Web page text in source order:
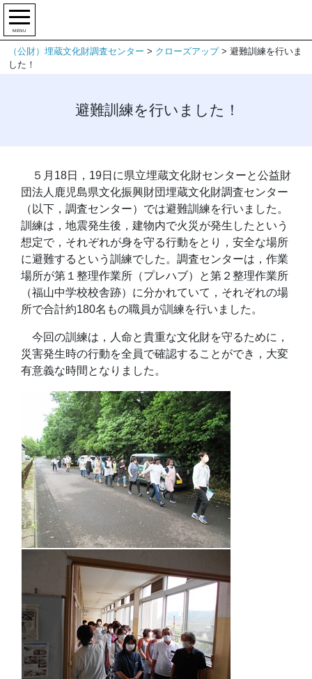
MENU
（公財）埋蔵文化財調査センター > クローズアップ> 避難訓練を行いま
した！
避難訓練を行いました！
５月18日，19日に県立埋蔵文化財センターと公益財
団法人鹿児島県文化振興財団埋蔵文化財調査センター
（以下，調査センター）では避難訓練を行いました。
訓練は，地震発生後，建物内で火災が発生したという
想定で，それぞれが身を守る行動をとり，安全な場所
に避難するという訓練でした。調査センターは，作業
場所が第１整理作業所（プレハブ）と第２整理作業所
（福山中学校校舎跡）に分かれていて，それぞれの場
所で合計約180名もの職員が訓練を行いました。
今回の訓練は，人命と貴重な文化財を守るために，
災害発生時の行動を全員で確認することができ，大変
有意義な時間となりました。